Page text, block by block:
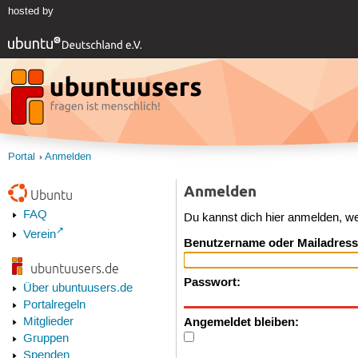
hosted by
Portal Anmelden
Ubuntu
FAQ
Verein
ubuntuusers.de
Über ubuntuusers.de
Portalregeln
Mitglieder
Gruppen
Anmelden
Du kannst dich hier anmelden,
Benutzername oder
Passwort:
Angemeldet bleiben: